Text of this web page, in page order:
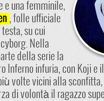
e una femminile,
, folle ufficiale
su cui
Nella
della serie la
Inferno infuria, con Koji e
volte vicini alla
di volontà il ragazzo